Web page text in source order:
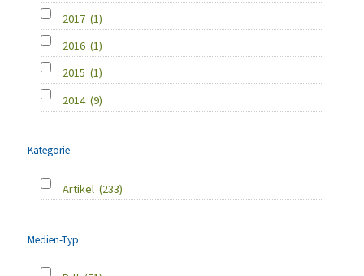
2017 (1)
2016 (1)
2015 (1)
2014 (9)
Kategorie
Artikel (233)
Medien-Typ